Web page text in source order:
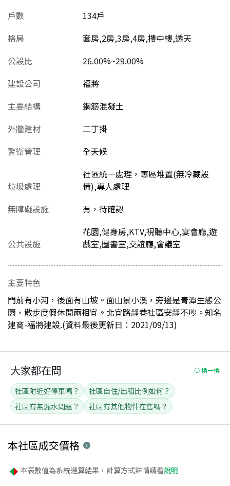
戶數
134戶
格局
套房,2房,3房,4房,樓中樓,透天
公設比
26.00%~29.00%
建設公司
福將
主要結構
鋼筋混凝土
外牆建材
二丁掛
警衛管理
全天候
垃圾處理
社區統一處理，專區堆置(無冷藏設
備),專人處理
無障礙設施
有，待確認
公共設施
花園,健身房,KTV,視聽中心,宴會廳,遊
戲室,圖書室,交誼廳,會議室
主要特色
門前有小河，後面有山坡。面山景小溪，旁邊是青潭生態公
園，散步度假休閒兩相宜。北宜路靜巷社區安靜不吵。知名
建商-福將建設.(資料最後更新日：2021/09/13)
大家都在問 換一換
社區附近好停車嗎？
社區自住/出租比例如何？
社區有無漏水問題？
社區有其他物件在售嗎？
本社區成交價格
本表數值為系統運算結果，計算方式詳情請看說明